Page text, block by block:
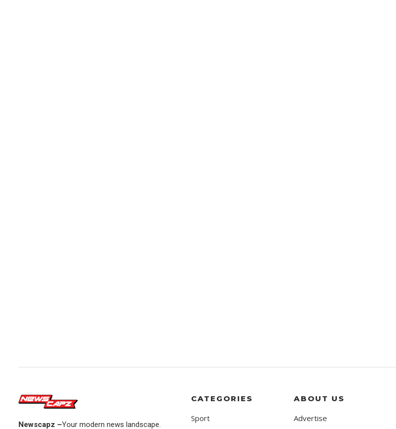
Newscapz –Your modern news landscape.
CATEGORIES
Sport
ABOUT US
Advertise